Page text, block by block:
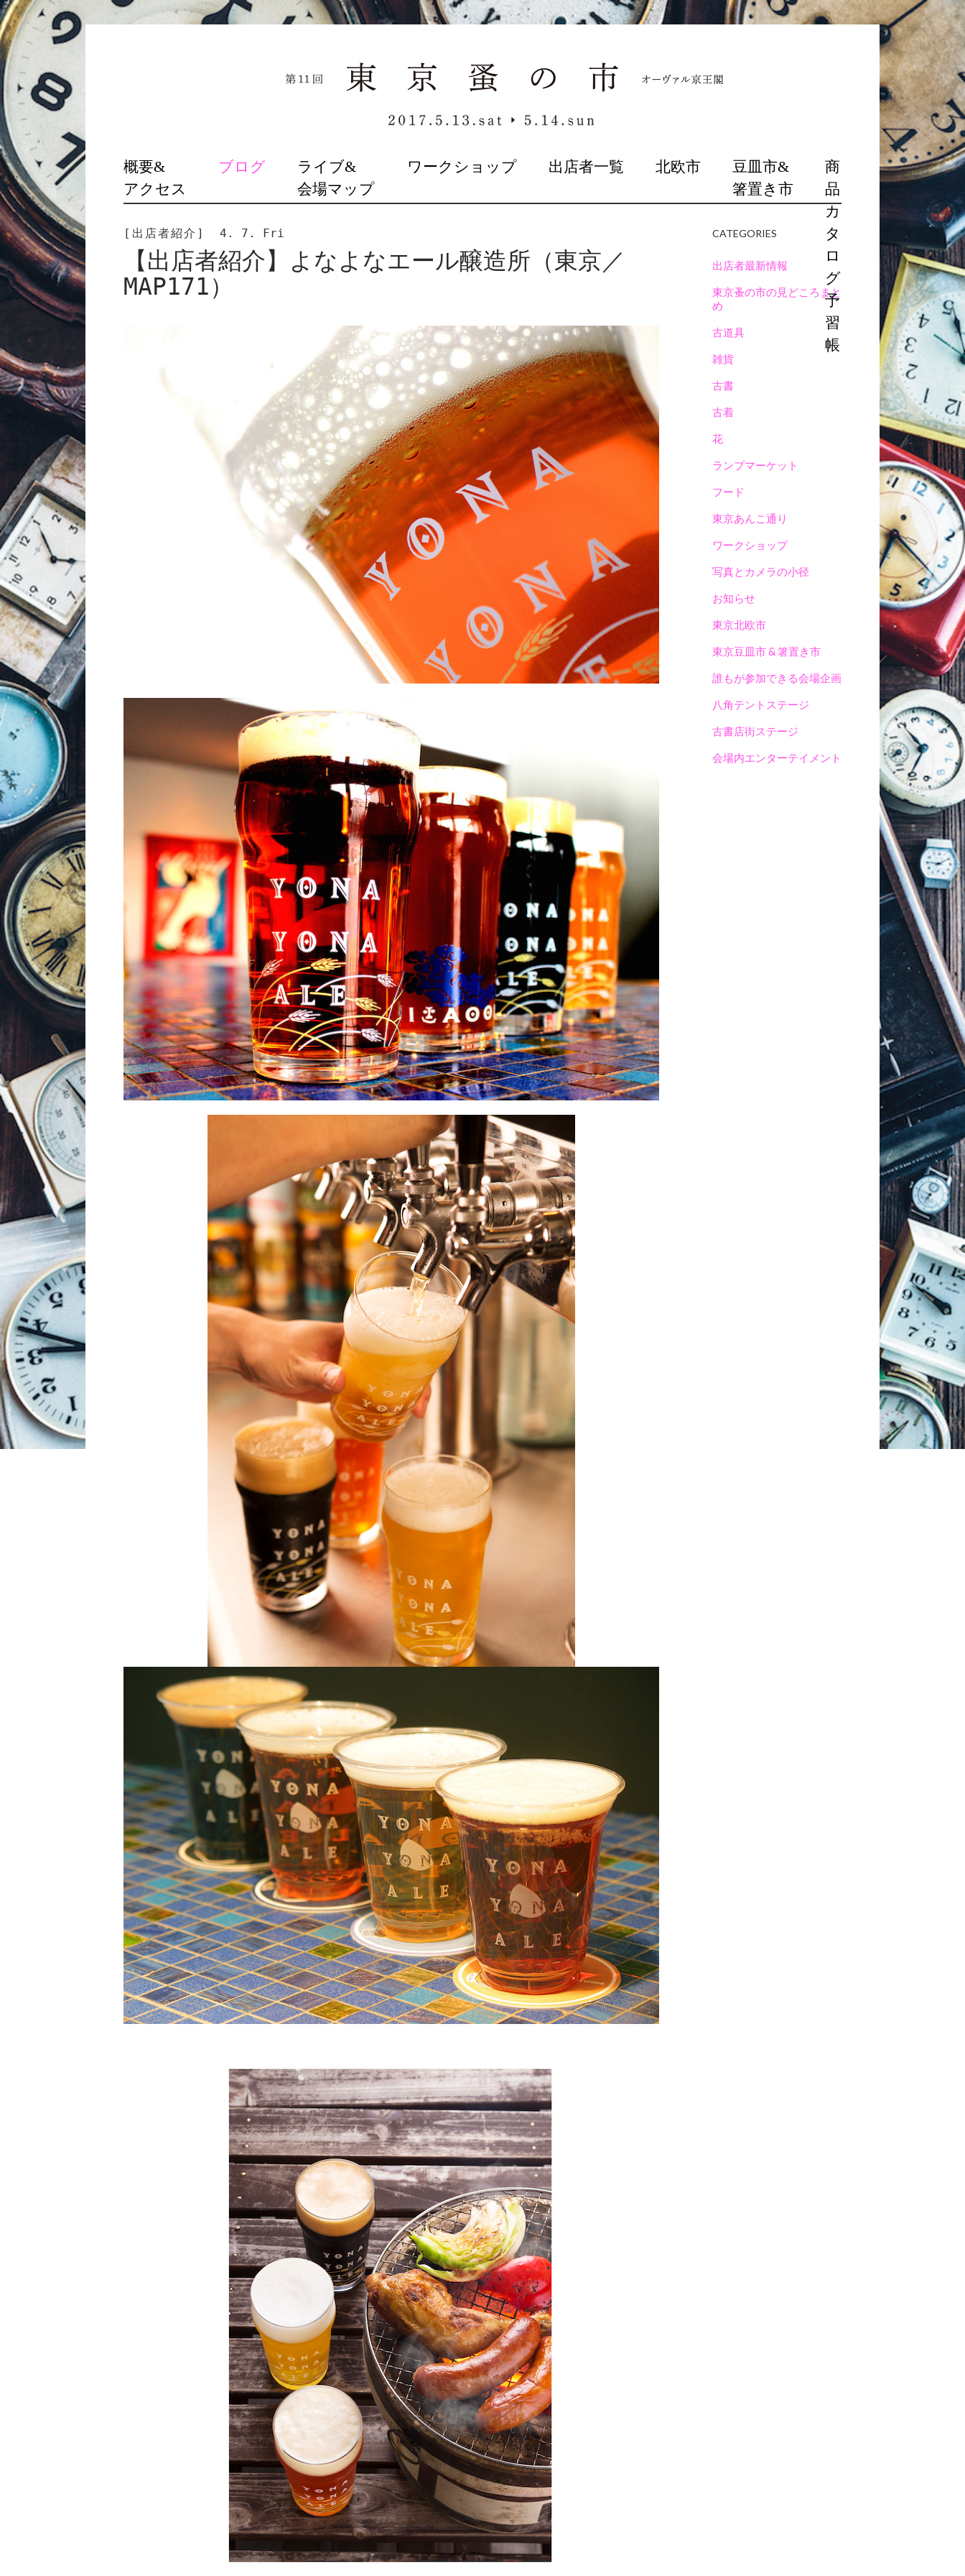
SKIP
TO
CONTENT
概要&
アクセス
ブログ
ライブ&
会場マップ
ワークショップ 出店者一覧 北欧市
豆皿市&
箸置き市
商
品
カ
タ
ロ
グ
予
習
帳
[出店者紹介] 4. 7. Fri
【出店者紹介】よなよなエール醸造所（東京／
MAP171）
CATEGORIES
出店者最新情報
東京蚤の市の見どころまと
め
古道具
雑貨
古書
古着
花
ランプマーケット
フード
東京あんこ通り
ワークショップ
写真とカメラの小径
お知らせ
東京北欧市
東京豆皿市 & 箸置き市
誰もが参加できる会場企画
八角テントステージ
古書店街ステージ
会場内エンターテイメント